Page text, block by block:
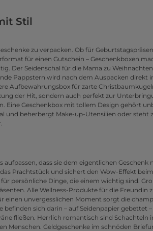
Stil
zu verpacken. Ob für
für einen Gutschein – Geschenkboxen
Der Seidenschal für die Mama zu
Pappstern wird nach dem Auspacken direkt
Aufbewahrungsbox für zarte
der Hit, sondern auch perfekt zur
Eine Geschenkbox mit tollem Design gehört
und beherbergt Make-up-Utensilien oder steht
dass sie dem eigentlichen Geschenk
Prachtstück und sichert den Wow-Effekt
persönliche Dinge, die einem wichtig sind.
Alle Wellness-Produkte für die Freundin
einen unvergesslichen Moment sorgt die
sich darin – auf Seidenpapier gebettet
fließen. Herrlich romantisch sind Schachteln
Menschen. Geldgeschenke im schnöden